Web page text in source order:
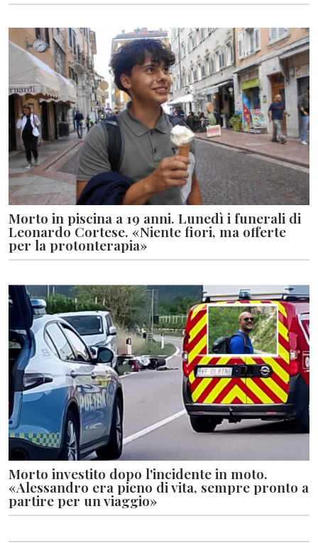
Morto in piscina a 19 anni. Lunedì i funerali di
Leonardo Cortese. «Niente fiori, ma offerte
per la protonterapia»
Morto investito dopo l'incidente in moto.
«Alessandro era pieno di vita, sempre pronto a
partire per un viaggio»